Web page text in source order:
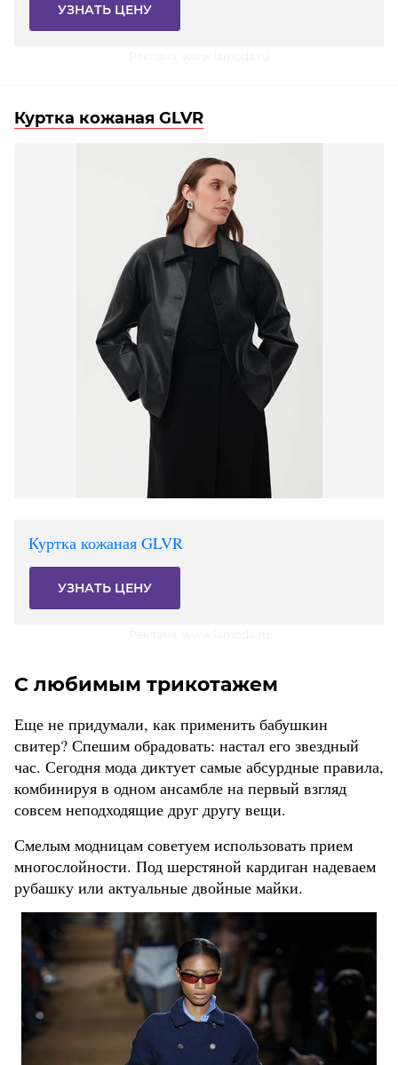
УЗНАТЬ ЦЕНУ
Куртка кожаная GLVR
Куртка кожаная GLVR
УЗНАТЬ ЦЕНУ
С любимым трикотажем
Еще не придумали, как применить бабушкин
свитер? Спешим обрадовать: настал его звездный
час. Сегодня мода диктует самые абсурдные правила,
комбинируя в одном ансамбле на первый взгляд
совсем неподходящие друг другу вещи.
Смелым модницам советуем использовать прием
многослойности. Под шерстяной кардиган надеваем
рубашку или актуальные двойные майки.